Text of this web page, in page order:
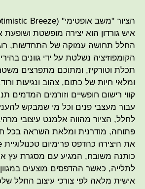
איש גורדון הוא יצירה מופשטת
החלל תחושה עמוקה של התחדשות,
הקומפוזיציה נשלטת על ידי גוונים
תכלת וטורקיז, ומתוכם מתפרצים
ומלאי חיות של כתום, צהוב ונגיעות
קווי רישום חופשיים וזורמים המדמים
עבור מעצבי פנים וכל מי שמבקש
לחלל, הציור מהווה אלמנט עיצובי
פתוחה, מודרנית ומלאת השראה בכל
כותנה משובח, המגיע עם מסגרת עץ
לתלייה, כאשר ההדפסים מוצעים
אישית מלאה לפי צורכי עיצוב החלל